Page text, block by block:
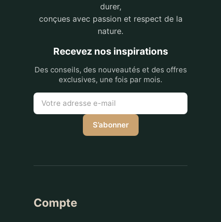
durer,
conçues avec passion et respect de la
nature.
Recevez nos inspirations
Des conseils, des nouveautés et des offres
exclusives, une fois par mois.
S’abonner
Compte